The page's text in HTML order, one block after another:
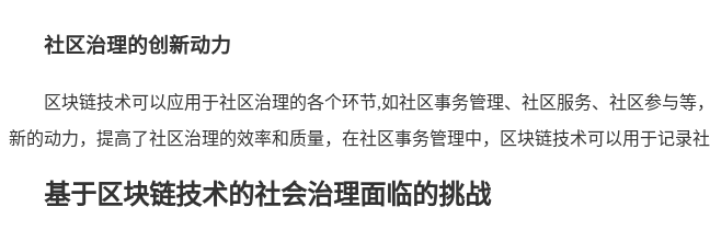
社区治理的创新动力
区块链技术可以应用于社区治理的各个环节,如社区事务管理、社区服务、社区参与
新的动力，提高了社区治理的效率和质量，在社区事务管理中，区块链技术可以用于记录
基于区块链技术的社会治理面临的挑战